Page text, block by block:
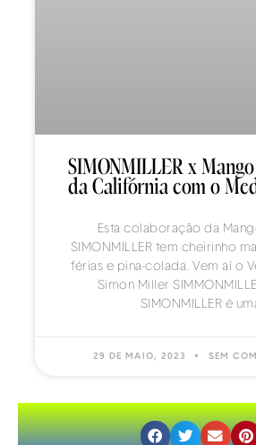
SIMONMILLER x
da Califórnia com o
Esta colaboração da
SIMONMILLER tem cheirinho
férias e pina-colada. Vem aí o
Simon Miller
SIMONMILLER é
29 DE MAIO, 2023 SEM